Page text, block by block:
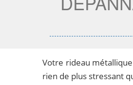
Votre rideau
rien de plus stressant